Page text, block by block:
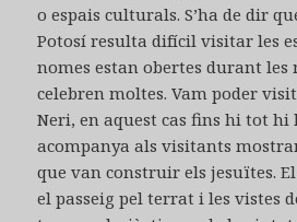
o espais culturals. S’ha de dir
Potosí resulta difícil visitar les
nomes estan obertes durant les
celebren moltes. Vam poder
Neri, en aquest cas fins hi tot hi
acompanya als visitants
que van construir els jesuïtes.
el passeig pel terrat i les vistes